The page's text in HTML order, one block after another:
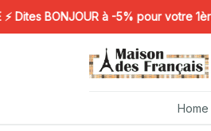
BONJOUR à -5% pour votre 1ère
Home